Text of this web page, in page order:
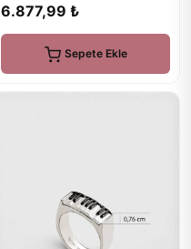
6.877,99 ₺
Sepete Ekle